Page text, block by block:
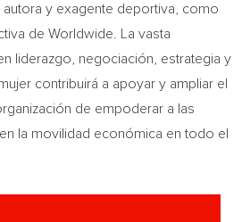
autora y exagente deportiva, como
de Worldwide. La vasta
liderazgo, negociación, estrategia y
contribuirá a apoyar y ampliar el
de empoderar a las
la movilidad económica en todo el